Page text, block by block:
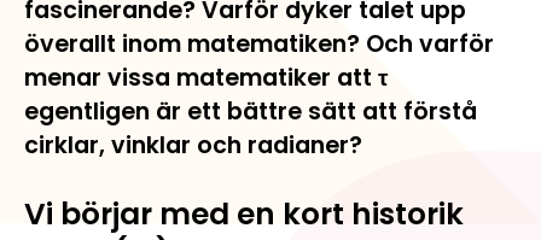
Mathplanet
Matteninja
Lekfullt spelkoncept för åk. 5-7
Engagera dig
Gör skillnad för barn och ungas matematikkunskaper
Om oss
Om Mattecentrum
Så hjälper vi barn och unga att lyckas i matematik
Kontakta oss
fascinerande? Varför dyker talet upp
överallt inom matematiken? Och varför
menar vissa matematiker att τ
egentligen är ett bättre sätt att förstå
cirklar, vinklar och radianer?
Vi börjar med en kort historik